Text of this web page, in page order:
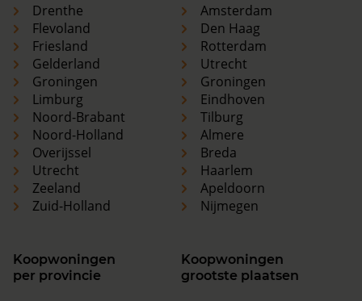
Drenthe
Flevoland
Friesland
Gelderland
Groningen
Limburg
Noord-Brabant
Noord-Holland
Overijssel
Utrecht
Zeeland
Zuid-Holland
Amsterdam
Den Haag
Rotterdam
Utrecht
Groningen
Eindhoven
Tilburg
Almere
Breda
Haarlem
Apeldoorn
Nijmegen
Koopwoningen
per provincie
Koopwoningen
grootste plaatsen